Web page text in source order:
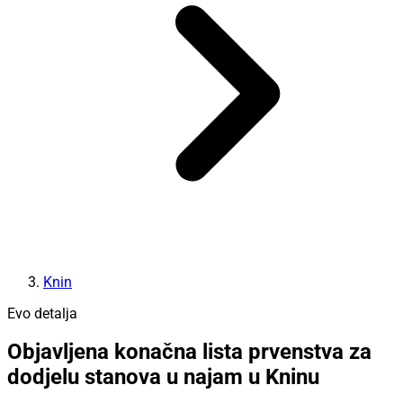
Knin
Evo detalja
Objavljena konačna lista prvenstva za
dodjelu stanova u najam u Kninu